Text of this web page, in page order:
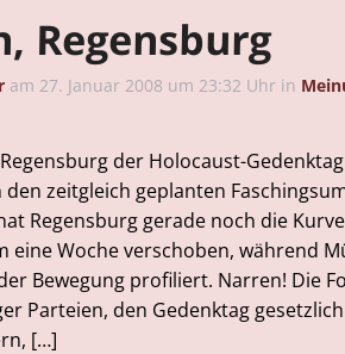
Regensburg
am 27. Januar 2008 um 23:32 Uhr in
der Holocaust-
zeitgleich geplanten
Regensburg gerade noch die
eine Woche verschoben, während
Bewegung profiliert. Narren! Die
Parteien, den Gedenktag
[…]